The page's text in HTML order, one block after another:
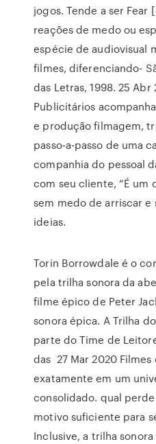
jogos. Tende a ser
reações de medo ou
espécie de audiovisual
filmes, diferenciando-
das Letras, 1998. 25 Abr
Publicitários
e produção filmagem,
passo-a-passo de uma
companhia do pessoal
com seu cliente, “É
sem medo de arriscar
ideias.
Torin Borrowdale é o
pela trilha sonora da
filme épico de Peter
sonora épica. A Trilha
parte do Time de
das 27 Mar 2020
exatamente em um
consolidado. qual
motivo suficiente para
Inclusive, a trilha